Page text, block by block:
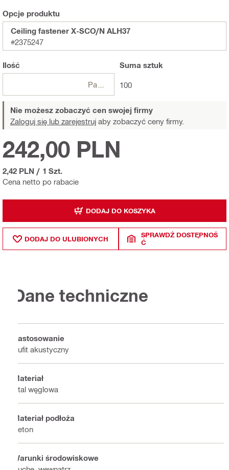
Opcje produktu
Ceiling fastener X-SCO/N ALH37
#2375247
Ilość Suma sztuk
100
Nie możesz zobaczyć cen swojej firmy
Zaloguj się lub zarejestruj aby zobaczyć ceny firmy.
Cena netto po rabacie
242,00 PLN
2,42 PLN / 1 Szt.
DODAJ DO KOSZYKA
DODAJ DO ULUBIONYCH
SPRAWDŹ DOSTĘPNOŚ
Ć
Dane techniczne
Zastosowanie
Sufit akustyczny
Materiał
Stal węglowa
Materiał podłoża
Beton
Warunki środowiskowe